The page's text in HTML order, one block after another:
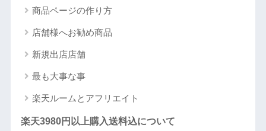
商品ページの作り方
店舗様へお勧め商品
新規出店店舗
最も大事な事
楽天ルームとアフリエイト
楽天3980円以上購入送料込について